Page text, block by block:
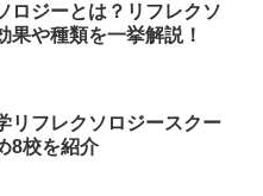
ロジーとは？リフレクソ
果や種類を一挙解説！
リフレクソロジースクー
8校を紹介